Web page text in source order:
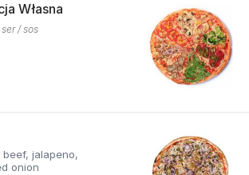
Własna
/ sos
jalapeno,
onion